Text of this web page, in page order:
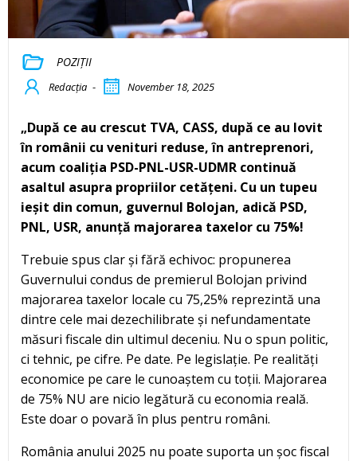
POZIȚII
Redacția - November 18, 2025
„După ce au crescut TVA, CASS, după ce au lovit
în românii cu venituri reduse, în antreprenori,
acum coaliția PSD-PNL-USR-UDMR continuă
asaltul asupra propriilor cetățeni. Cu un tupeu
ieșit din comun, guvernul Bolojan, adică PSD,
PNL, USR, anunță majorarea taxelor cu 75%!
Trebuie spus clar și fără echivoc: propunerea
Guvernului condus de premierul Bolojan privind
majorarea taxelor locale cu 75,25% reprezintă una
dintre cele mai dezechilibrate și nefundamentate
măsuri fiscale din ultimul deceniu. Nu o spun politic,
ci tehnic, pe cifre. Pe date. Pe legislație. Pe realități
economice pe care le cunoaștem cu toții. Majorarea
de 75% NU are nicio legătură cu economia reală.
Este doar o povară în plus pentru români.
România anului 2025 nu poate suporta un șoc fiscal